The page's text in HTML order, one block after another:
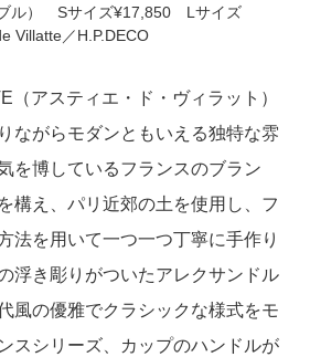
ル） Sサイズ¥17,850 Lサイズ
Villatte／H.P.DECO
（アスティエ・ド・ヴィラット）
ながらモダンともいえる独特な雰
を博しているフランスのブラン
構え、パリ近郊の土を使用し、フ
法を用いて一つ一つ丁寧に手作り
浮き彫りがついたアレクサンドル
風の優雅でクラシックな様式をモ
スシリーズ、カップのハンドルが